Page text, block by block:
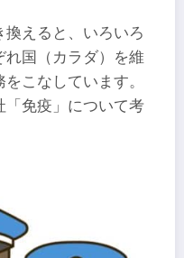
換えると、いろいろ
れ国（カラダ）を維
こなしています。
「免疫」について考